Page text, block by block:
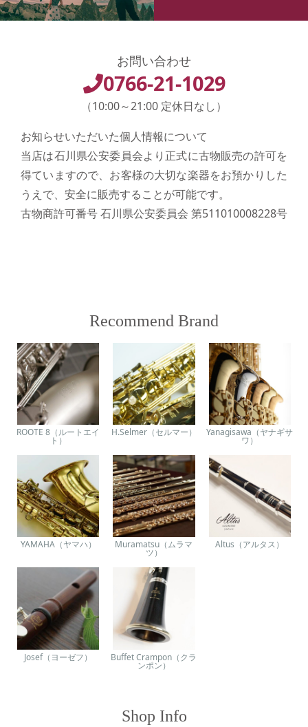
お問い合わせ
0766-21-1029
（10:00～21:00 定休日なし）
お知らせいただいた個人情報について
当店は石川県公安委員会より正式に古物販売の許可を
得ていますので、お客様の大切な楽器をお預かりした
うえで、安全に販売することが可能です。
古物商許可番号 石川県公安委員会 第511010008228号
Recommend Brand
ROOTE 8（ルートエイ
ト）
H.Selmer（セルマー） Yanagisawa（ヤナギサ
ワ）
YAMAHA（ヤマハ） Muramatsu（ムラマ
ツ）
Altus（アルタス）
Josef（ヨーゼフ） Buffet Crampon（クラ
ンポン）
Shop Info